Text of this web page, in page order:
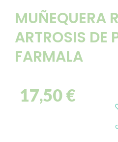
MUÑEQUERA
ARTROSIS DE
FARMALA
17,50€